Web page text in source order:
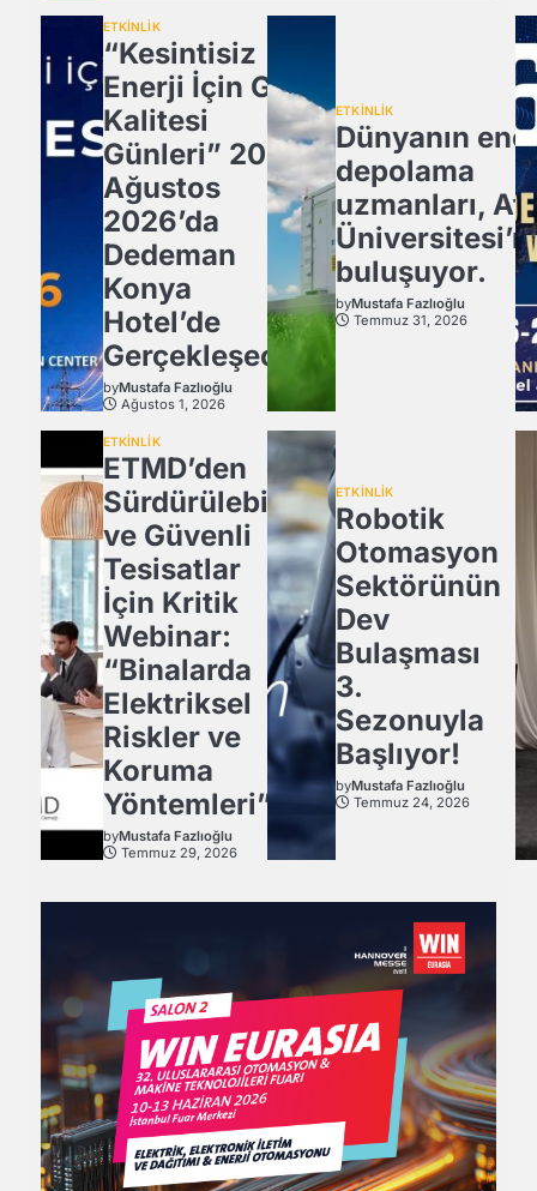
ETKİNLİK
“Kesintisiz
Enerji İçin Güç
Kalitesi
Günleri” 20
Ağustos
2026’da
Dedeman
Konya
Hotel’de
Gerçekleşecek
byMustafa Fazlıoğlu
Ağustos 1, 2026
ETKİNLİK
Dünyanın
depolama
uzmanları,
buluşuyor.
byMustafa Fazlıoğlu
Temmuz 31, 2026
ETKİNLİK
ETMD’den
Sürdürülebilir
ve Güvenli
Tesisatlar
İçin Kritik
Webinar:
“Binalarda
Elektriksel
Riskler ve
Koruma
Yöntemleri”
byMustafa Fazlıoğlu
Temmuz 29, 2026
ETKİNLİK
Robotik
Otomasyon
Sektörünün
Dev
Bulaşması
3.
Sezonuyla
Başlıyor!
byMustafa Fazlıoğlu
Temmuz 24, 2026